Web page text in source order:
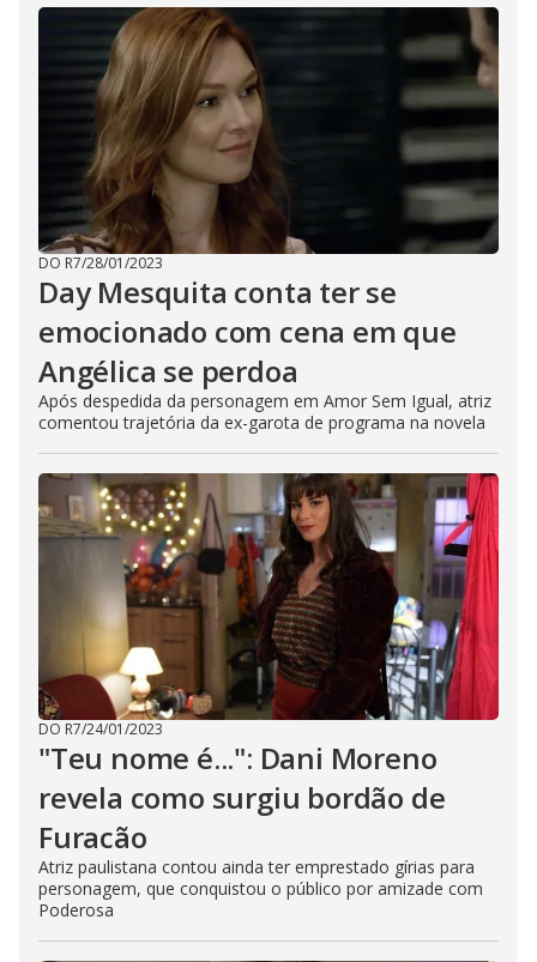
DO R7/28/01/2023
Day Mesquita conta ter se
emocionado com cena em que
Angélica se perdoa
Após despedida da personagem em Amor Sem Igual, atriz
comentou trajetória da ex-garota de programa na novela
DO R7/24/01/2023
"Teu nome é...": Dani Moreno
revela como surgiu bordão de
Furacão
Atriz paulistana contou ainda ter emprestado gírias para
personagem, que conquistou o público por amizade com
Poderosa